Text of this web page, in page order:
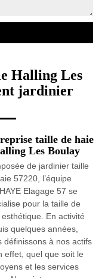
Halling Les
jardinier
taille de haie
Les Boulay
de jardinier taille
57220, l’équipe
Elagage 57 se
pour la taille de
esthétique. En activité
quelques années,
définissons à nos actifs
effet, quel que soit le
et les services